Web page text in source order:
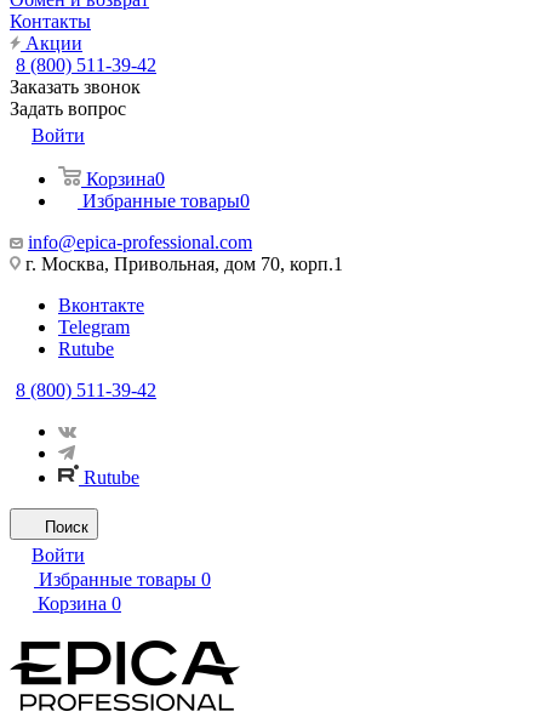
Контакты
Акции
8 (800) 511-39-42
Заказать звонок
Задать вопрос
Войти
Корзина0
Избранные товары0
info@epica-professional.com
г. Москва, Привольная, дом 70, корп.1
Вконтакте
Telegram
Rutube
8 (800) 511-39-42
Rutube
Поиск
Войти
Избранные товары 0
Корзина 0